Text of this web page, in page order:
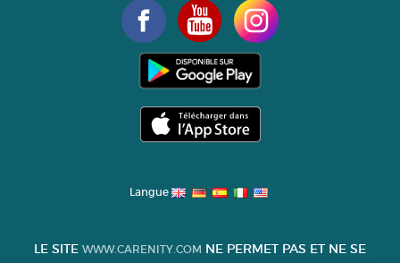
Langue
LE SITE WWW.CARENITY.COM NE PERMET PAS ET NE SE